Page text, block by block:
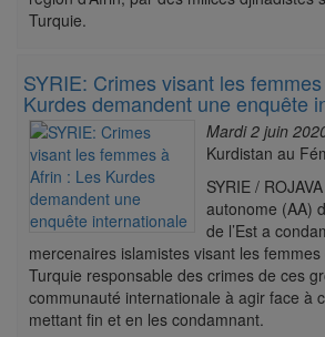
Turquie.
SYRIE: Crimes visant les
Kurdes demandent une enquête
Mardi 2 juin
Kurdistan au
SYRIE /
autonome (AA)
de l’Est a
mercenaires islamistes visant les femmes
Turquie responsable des crimes de ces
communauté internationale à agir face à
mettant fin et en les condamnant.